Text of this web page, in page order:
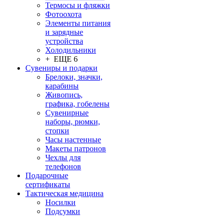
Термосы и фляжки
Фотоохота
Элементы питания
и зарядные
устройства
Холодильники
+ ЕЩЕ 6
Сувениры и подарки
Брелоки, значки,
карабины
Живопись,
графика, гобелены
Сувенирные
наборы, рюмки,
стопки
Часы настенные
Макеты патронов
Чехлы для
телефонов
Подарочные
сертификаты
Тактическая медицина
Носилки
Подсумки